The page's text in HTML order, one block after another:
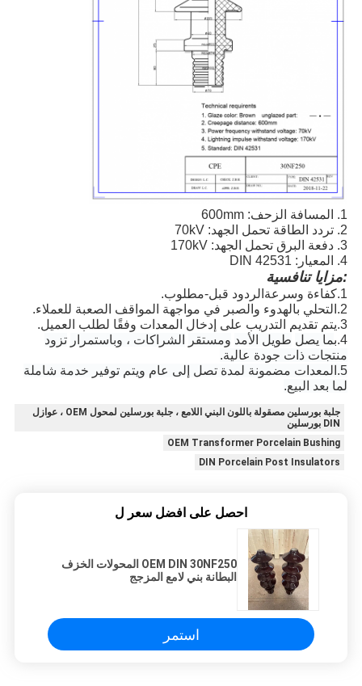
1. المسافة الزحف: 600mm
2. تردد الطاقة تحمل الجهد: 70kV
3. دفعة البرق تحمل الجهد: 170kV
4. المعيار: DIN 42531
مزايا تنافسية:
1
.كفاءة وسرعة الردود قبل-مطلوب.
2.التحلي بالهدوء والصبر في مواجهة المواقف الصعبة للعملاء.
3.يتم تقديم التدريب على إدخال المعدات وفقًا لطلب العميل.
4.بما يصل طويل الأمد ومستقر الشراكات ، وباستمرار تزود
منتجات ذات جودة عالية.
5.المعدات مضمونة لمدة تصل إلى عام ويتم توفير خدمة شاملة
لما بعد البيع.
جلبة بورسلين مصقولة باللون البني اللامع ، جلبة بورسلين لمحول OEM ، عوازل
DIN بورسلين
OEM Transformer Porcelain Bushing
DIN Porcelain Post Insulators
احصل على افضل سعر ل
OEM DIN 30NF250 المحولات الخزف
البطانة بني لامع المزجج
استمر